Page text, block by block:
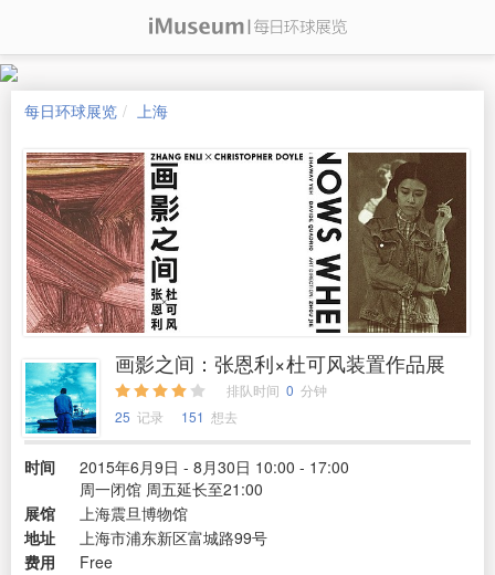
每日环球展览 上海
画影之间：张恩利×杜可风装置作品展
排队时间 0 分钟
25 记录 151 想去
时间
2015年6月9日 - 8月30日 10:00 - 17:00
周一闭馆 周五延长至21:00
展馆
上海震旦博物馆
地址
上海市浦东新区富城路99号
费用
Free